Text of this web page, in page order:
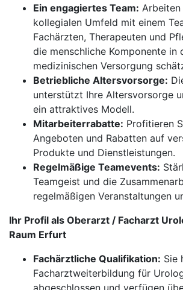
Ein engagiertes Team: Arbeiten
kollegialen Umfeld mit einem
Fachärzten, Therapeuten und
die menschliche Komponente in
medizinischen Versorgung
Betriebliche Altersvorsorge:
unterstützt Ihre Altersvorsorge
ein attraktives Modell.
Mitarbeiterrabatte: Profitieren
Angeboten und Rabatten auf
Produkte und Dienstleistungen.
Regelmäßige Teamevents:
Teamgeist und die
regelmäßigen Veranstaltungen
Ihr Profil als Oberarzt / Facharzt
Raum Erfurt
Fachärztliche Qualifikation: Sie
Facharztweiterbildung für
abgeschlossen und verfügen